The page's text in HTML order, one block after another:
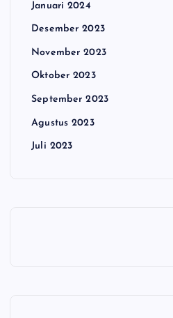
Januari 2024
Desember 2023
November 2023
Oktober 2023
September 2023
Agustus 2023
Juli 2023